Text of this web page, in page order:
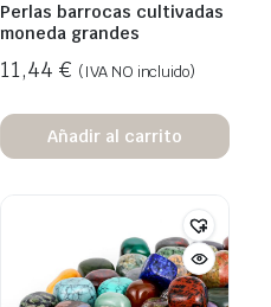
Perlas barrocas cultivadas
moneda grandes
11,44 € (IVA NO incluido)
Añadir al carrito